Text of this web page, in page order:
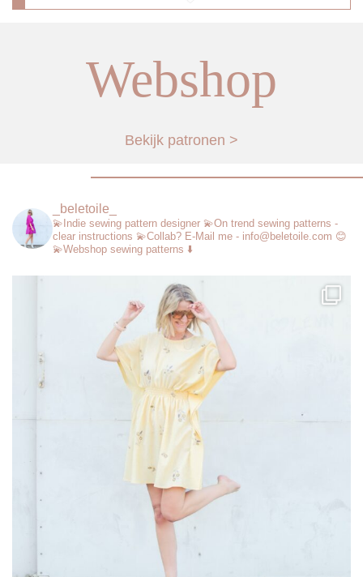
Webshop
Bekijk patronen >
_beletoile_
💫Indie sewing pattern designer 💫On trend sewing patterns -
clear instructions 💫Collab? E-Mail me - info@beletoile.com 😊
💫Webshop sewing patterns ⬇️